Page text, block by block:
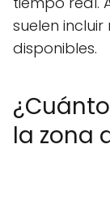
suelen
disponibles.
la zona